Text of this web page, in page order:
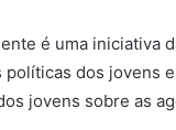
é uma iniciativa
dos jovens
jovens sobre as